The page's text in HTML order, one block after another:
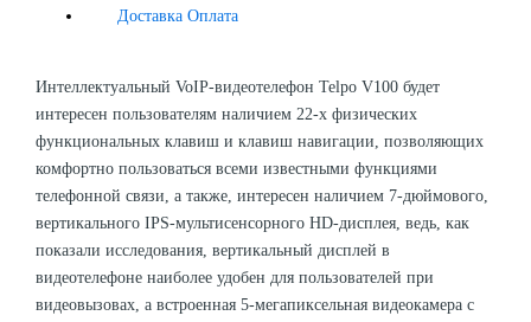
Доставка Оплата
Интеллектуальный VoIP-видеотелефон Telpo V100 будет
интересен пользователям наличием 22-х физических
функциональных клавиш и клавиш навигации, позволяющих
комфортно пользоваться всеми известными функциями
телефонной связи, а также, интересен наличием 7-дюймового,
вертикального IPS-мультисенсорного HD-дисплея, ведь, как
показали исследования, вертикальный дисплей в
видеотелефоне наиболее удобен для пользователей при
видеовызовах, а встроенная 5-мегапиксельная видеокамера с